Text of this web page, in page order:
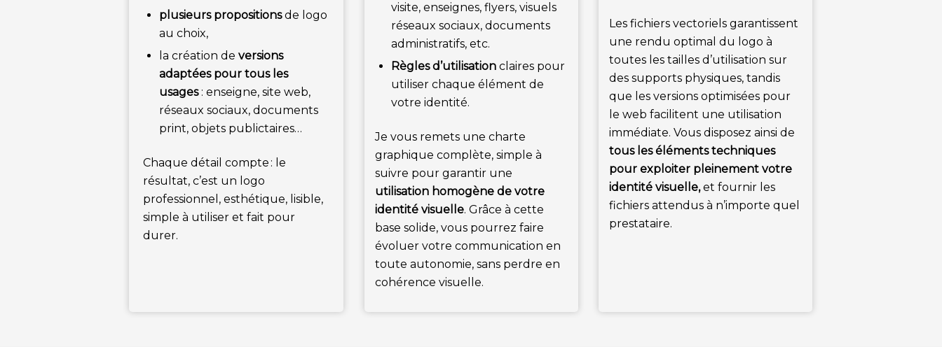
plusieurs propositionsde logo
au choix,
la création deversions
adaptées pour tous les
usages: enseigne, site web,
réseaux sociaux, documents
print, objets publictaires…
Chaque détail compte : le
résultat, c’est un logo
professionnel, esthétique, lisible,
simple à utiliser et fait pour
durer.
visite, enseignes, flyers, visuels
réseaux sociaux, documents
administratifs, etc.
Règles d’utilisation claires pour
utiliser chaque élément de
votre identité.
Je vous remets une charte
graphique complète, simple à
suivre pour garantir une
utilisation homogène de votre
identité visuelle. Grâce à cette
base solide, vous pourrez faire
évoluer votre communication en
toute autonomie, sans perdre en
cohérence visuelle.
Les fichiers vectoriels garantissent
une rendu optimal du logo à
toutes les tailles d’utilisation sur
des supports physiques, tandis
que les versions optimisées pour
le web facilitent une utilisation
immédiate. Vous disposez ainsi de
tous les éléments techniques
pour exploiter pleinement votre
identité visuelle,et fournir les
fichiers attendus à n’importe quel
prestataire.